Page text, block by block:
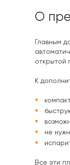
О
Главным
открытой
К
не
Все эти